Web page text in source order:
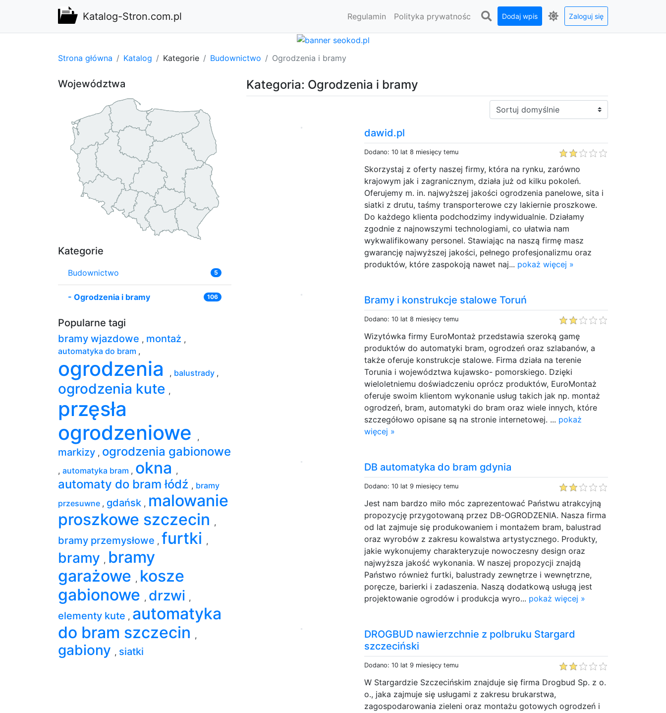
Katalog-Stron.com.pl Regulamin Polityka prywatnośc Dodaj wpis Zaloguj się
Strona główna Katalog Kategorie Budownictwo Ogrodzenia i bramy
Kategoria: Ogrodzenia i bramy
Sortuj:
dawid.pl
Dodano: 10 lat 8 miesięcy temu
Skorzystaj z oferty naszej firmy, która na rynku, zarówno
krajowym jak i zagranicznym, działa już od kilku pokoleń.
Oferujemy m. in. najwyższej jakości ogrodzenia panelowe, sita i
siatki z drutu, taśmy transporterowe czy lakiernie proszkowe.
Do każdego klienta podchodzimy indywidualnie. Działamy
zgodnie z najnowszymi technologiami, co ułatwia nam
wykwalifikowany personel. Stawiając na naszą firmę masz
gwarancję najwyższej jakości, pełnego profesjonalizmu oraz
produktów, które zaspokoją nawet naj... pokaż więcej »
Bramy i konstrukcje stalowe Toruń
Dodano: 10 lat 8 miesięcy temu
Wizytówka firmy EuroMontaż przedstawia szeroką gamę
produktów do automatyki bram, ogrodzeń oraz szlabanów, a
także oferuje konstrukcje stalowe. Firma działa na terenie
Torunia i województwa kujawsko- pomorskiego. Dzięki
wieloletniemu doświadczeniu oprócz produktów, EuroMontaż
oferuje swoim klientom wykonanie usług takich jak np. montaż
ogrodzeń, bram, automatyki do bram oraz wiele innych, które
szczegółowo opisane są na stronie internetowej. ... pokaż
więcej »
DB automatyka do bram gdynia
Dodano: 10 lat 9 miesięcy temu
Jest nam bardzo miło móc zaprezentować Państwu atrakcyjną
propozycję przygotowaną przez DB-OGRODZENIA. Nasza firma
od lat zajmuje się produkowaniem i montażem bram, balustrad
oraz wyrobów z zakresu kowalstwa artystycznego. Produkty,
jakie wykonujemy charakteryzuje nowoczesny design oraz
najwyższa jakość wykonania. W naszej propozycji znajdą
Państwo również furtki, balustrady zewnętrze i wewnętrzne,
poręcze, barierki i zadaszenia. Naszą dodatkową usługą jest
projektowanie ogrodów i produkcja wyro... pokaż więcej »
DROGBUD nawierzchnie z polbruku Stargard
szczeciński
Dodano: 10 lat 9 miesięcy temu
W Stargardzie Szczecińskim znajduje się firma Drogbud Sp. z o.
o., jaka zajmuje się usługami z zakresu brukarstwa,
zagospodarowania zieleni oraz montażu gotowych ogrodzeń i
Województwa
Kategorie
Budownictwo 5
- Ogrodzenia i bramy 106
Popularne tagi
bramy wjazdowe , montaż ,
automatyka do bram ,
ogrodzenia , balustrady ,
ogrodzenia kute ,
przęsła
ogrodzeniowe
,
markizy , ogrodzenia gabionowe
, automatyka bram , okna ,
automaty do bram łódź , bramy
przesuwne , gdańsk , malowanie
proszkowe szczecin ,
bramy przemysłowe , furtki ,
bramy , bramy
garażowe , kosze
gabionowe , drzwi ,
elementy kute , automatyka
do bram szczecin ,
gabiony , siatki